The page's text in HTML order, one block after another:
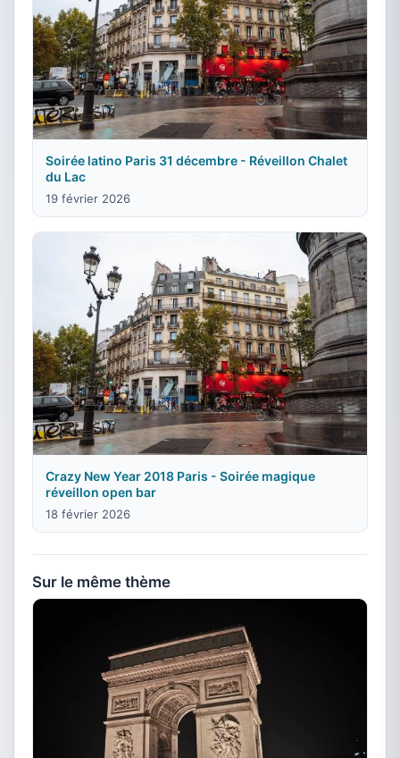
Soirée latino Paris 31 décembre - Réveillon Chalet
du Lac
19 février 2026
Crazy New Year 2018 Paris - Soirée magique
réveillon open bar
18 février 2026
Sur le même thème